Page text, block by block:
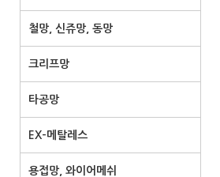
철망, 신쥬망, 동망
크리프망
타공망
EX-메탈레스
용접망, 와이어메쉬